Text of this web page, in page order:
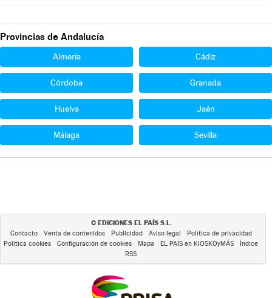
Provincias de Andalucía
Almería Cádiz
Córdoba Granada
Huelva Jaén
Málaga Sevilla
© EDICIONES EL PAÍS S.L.
Contacto Venta de contenidos Publicidad Aviso legal
Política de privacidad
Política cookies
Configuración de cookies Mapa EL PAÍS en KIOSKOyMÁS
Índice
RSS